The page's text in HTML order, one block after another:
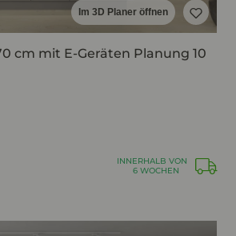
Im 3D Planer öffnen
cm mit E-Geräten Planung 10
INNERHALB VON
6 WOCHEN